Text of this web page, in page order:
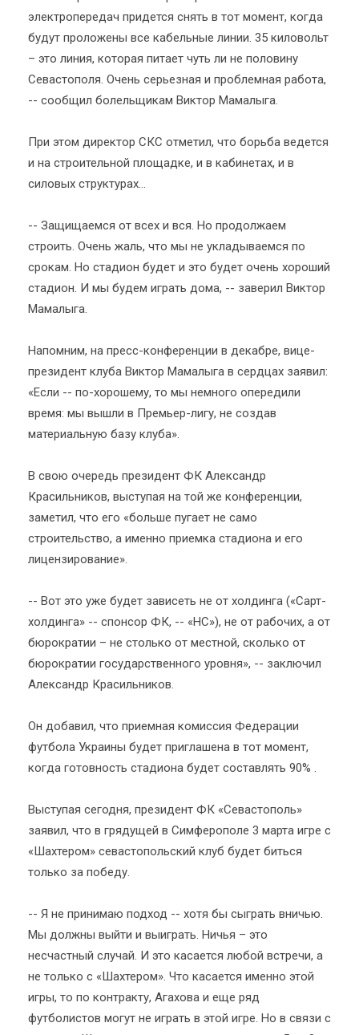
электропередач придется снять в тот момент, когда
будут проложены все кабельные линии. 35 киловольт
– это линия, которая питает чуть ли не половину
Севастополя. Очень серьезная и проблемная работа,
-- сообщил болельщикам Виктор Мамалыга.
При этом директор СКС отметил, что борьба ведется
и на строительной площадке, и в кабинетах, и в
силовых структурах…
-- Защищаемся от всех и вся. Но продолжаем
строить. Очень жаль, что мы не укладываемся по
срокам. Но стадион будет и это будет очень хороший
стадион. И мы будем играть дома, -- заверил Виктор
Мамалыга.
Напомним, на пресс-конференции в декабре, вице-
президент клуба Виктор Мамалыга в сердцах заявил:
«Если -- по-хорошему, то мы немного опередили
время: мы вышли в Премьер-лигу, не создав
материальную базу клуба».
В свою очередь президент ФК Александр
Красильников, выступая на той же конференции,
заметил, что его «больше пугает не само
строительство, а именно приемка стадиона и его
лицензирование».
-- Вот это уже будет зависеть не от холдинга («Сарт-
холдинга» -- спонсор ФК, -- «НС»), не от рабочих, а от
бюрократии – не столько от местной, сколько от
бюрократии государственного уровня», -- заключил
Александр Красильников.
Он добавил, что приемная комиссия Федерации
футбола Украины будет приглашена в тот момент,
когда готовность стадиона будет составлять 90% .
Выступая сегодня, президент ФК «Севастополь»
заявил, что в грядущей в Симферополе 3 марта игре с
«Шахтером» севастопольский клуб будет биться
только за победу.
-- Я не принимаю подход -- хотя бы сыграть вничью.
Мы должны выйти и выиграть. Ничья – это
несчастный случай. И это касается любой встречи, а
не только с «Шахтером». Что касается именно этой
игры, то по контракту, Агахова и еще ряд
футболистов могут не играть в этой игре. Но в связи с